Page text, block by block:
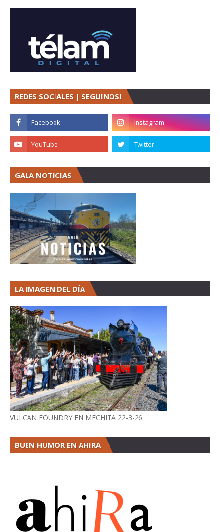
REDES SOCIALES | SEGUINOS!
GALA NOTICIAS
LA IMAGEN DEL DÍA
VULCAN FOUNDRY EN MECHITA 22-3-26
BUEN HUMOR EN AHIRA